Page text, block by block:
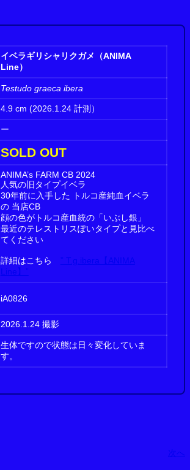
イベラギリシャリクガメ（ANIMA
Line）
Testudo graeca ibera
4.9 cm (2026.1.24 計測）
ー
SOLD OUT
ANIMA’s FARM CB 2024
人気の旧タイプイベラ
30年前に入手した トルコ産純血イベラ
の 当店CB
顔の色がトルコ産血統の「いぶし銀」
最近のテレストリスぽいタイプと見比べ
てください
詳細はこちら ” T.g.ibera【ANIMA
Line】”
iA0826
2026.1.24 撮影
生体ですので状態は日々変化していま
す。
次へ